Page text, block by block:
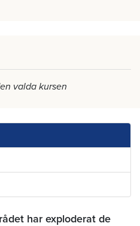
valda kursen
har exploderat de